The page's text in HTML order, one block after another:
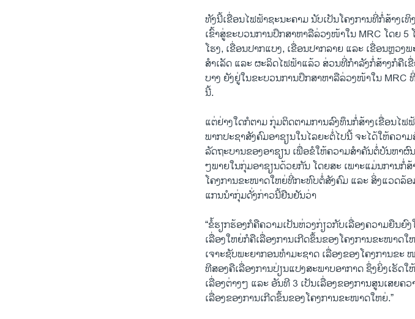
ທັງນີ້ເຂື່ອນໄຟຟ້າຊະນະຄາມ ນັບເປັນໂຄງການທີ່ກໍ່ສ້າງ
ເຂົ້າສູ່ຂະບວນການປຶກສາຫາລືລ່ວງໜ້າໃນ MRC ໂດຍ
ໂຮງ, ເຂື່ອນປາກແບງ, ເຂື່ອນປາກລາຍ ແລະ ເຂື່ອນຫຼວ
ສຳເລັດ ແລະ ຜະລິດໄຟຟ້າແລ້ວ ສ່ວນທີ່ກຳລັງກໍ່ສ້າງກໍຄື
ບາງ ຍັງຢູ່ໃນຂະບວນການປຶກສາຫາລືລ່ວງໜ້າໃນ
ນີ້.
ແຕ່ຢ່າງໃດກໍຕາມ ກຸ່ມຕິດຕາມການລົງທຶນກໍ່ສ້າງເຂື່ອນໄ
ພາກປະຊາສັງຄົມອາຊຽນໃນໄລຍະຕໍ່ໄປນີ້ ຈະໄດ້ໃຫ້ຄວາ
ລັດຖະບານຂອງອາຊຽນ ເພື່ອຂໍໃຫ້ຄວາມສຳຄັນຕໍ່ບັນຫາ
ໆພາຍໃນກຸ່ມອາຊຽນດ້ວຍກັນ ໂດຍສະ ເພາະແມ່ນການກໍ່
ໂຄງການຂະໜາດໃຫຍ່ທີ່ກະທົບຕໍ່ສັງຄົມ ແລະ ສິ່ງແວດລ້ອ
ແກນນຳກຸ່ມດັ່ງກ່າວນີ້ຢືນຢັນວ່າ
“ຂໍ້ຮຽກຮ້ອງກໍຄືຄວາມເປັນຫ່ວງກ່ຽວກັບເລື່ອງຄວາມຍືນ
ເລື່ອງໃຫຍ່ກໍຄືເລື່ອງການເກີດຂຶ້ນຂອງໂຄງການຂະໜາດ
ເຈາະຊັບພະຍາກອນທຳມະຊາດ ເລື່ອງຂອງໂຄງການຂ
ທີສອງຄືເລື່ອງການປ່ຽນແປງສະພາບອາກາດ ຊຶ່ງຍິ່ງເຮັ
ເລື່ອງຕ່າງໆ ແລະ ອັນທີ 3 ເປັນເລື່ອງຂອງການສູນເສຍ
ເລື່ອງຂອງການເກີດຂຶ້ນຂອງໂຄງການຂະໜາດໃຫຍ່.”